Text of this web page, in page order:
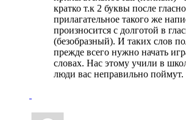
кратко т.к 2 буквы после
прилагательное такого же
произносится с долготой в
(безобразный). И таких слов
прежде всего нужно начать
словах. Нас этому учили в
люди вас неправильно поймут.